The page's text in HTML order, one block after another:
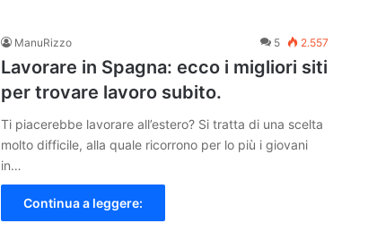
ManuRizzo 5 2.557
Lavorare in Spagna: ecco i migliori siti
per trovare lavoro subito.
Ti piacerebbe lavorare all’estero? Si tratta di una scelta
molto difficile, alla quale ricorrono per lo più i giovani
in…
Continua a leggere: